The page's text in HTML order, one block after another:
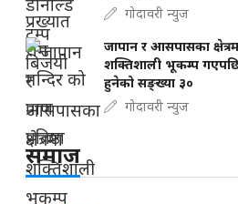
गोदावरी न्युज
जापान र आसपासका
शक्तिशाली भूकम्प
हुनेको सङ्ख्या ३०
गोदावरी न्युज
समाज